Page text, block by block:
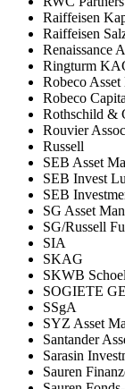
Raiffeisen
Raiffeisen
Renaissance
Ringturm
Robeco Asset
Robeco
Rothschild &
Rouvier
Russell
SEB Asset
SEB Invest
SEB
SG Asset
SG/Russell
SIA
SKAG
SKWB
SOGIETE
SSgA
SYZ Asset
Santander
Sarasin
Sauren